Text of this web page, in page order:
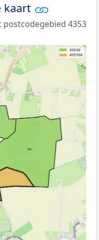
kaart
postcodegebied 4353